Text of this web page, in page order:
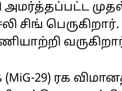
சிங்
29) ரக